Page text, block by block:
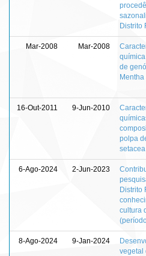
Distrito
Mar-2008 Mar-2008
de
Mentha
16-Out-2011 9-Jun-2010
polpa
setacea
6-Ago-2024 2-Jun-2023
Distrito
cultura
8-Ago-2024 9-Jan-2024
vegetal